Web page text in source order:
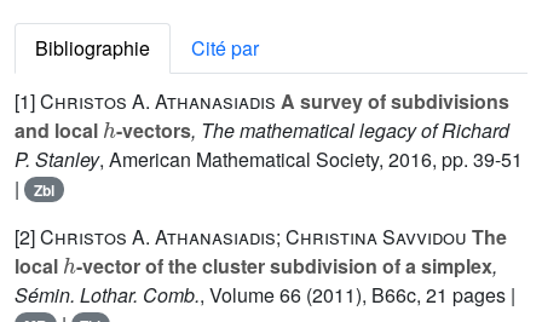
Bibliographie
Cité par
[1]Christos A. Athanasiadis A survey of subdivisions
and local
h
-vectors, The mathematical legacy of Richard
P. Stanley, American Mathematical Society, 2016, pp. 39-51
|
Zbl
[2]Christos A. Athanasiadis; Christina Savvidou The
local
h
-vector of the cluster subdivision of a simplex,
Sémin. Lothar. Comb., Volume 66 (2011), B66c, 21 pages |